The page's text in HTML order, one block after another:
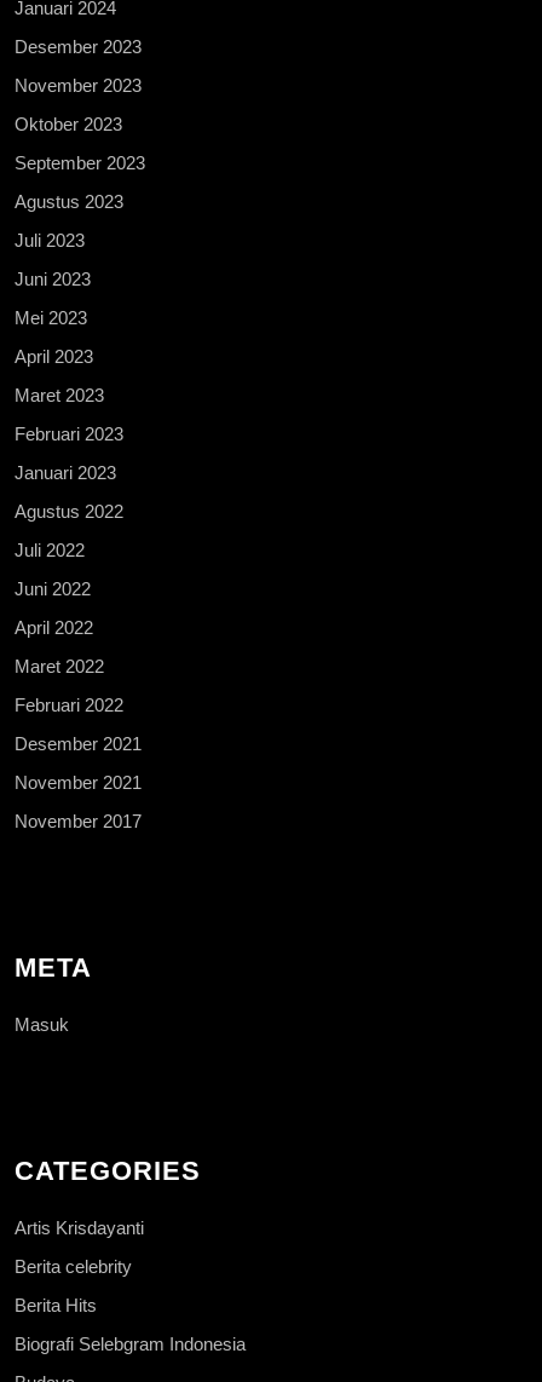
Januari 2024
Desember 2023
November 2023
Oktober 2023
September 2023
Agustus 2023
Juli 2023
Juni 2023
Mei 2023
April 2023
Maret 2023
Februari 2023
Januari 2023
Agustus 2022
Juli 2022
Juni 2022
April 2022
Maret 2022
Februari 2022
Desember 2021
November 2021
November 2017
META
Masuk
CATEGORIES
Artis Krisdayanti
Berita celebrity
Berita Hits
Biografi Selebgram Indonesia